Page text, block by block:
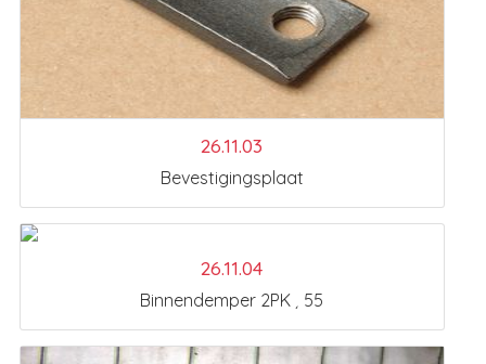
26.11.03
Bevestigingsplaat
26.11.04
Binnendemper 2PK ¸ 55